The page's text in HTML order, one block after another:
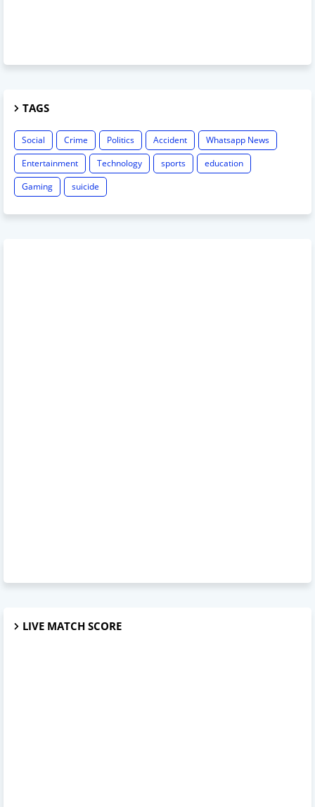
TAGS
Social Crime Politics Accident
Whatsapp News
Entertainment
Technology sports
education
Gaming
suicide
LIVE MATCH SCORE